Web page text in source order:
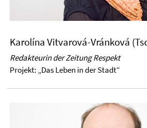
Karolína Vitvarová-Vránková
Redakteurin der Zeitung Respekt
Projekt: „Das Leben in der Stadt“